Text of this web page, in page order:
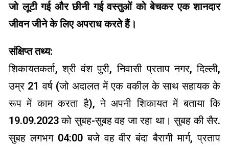
जो लूटी गई और छीनी गई वस्तुओं को बेचकर एक शानदार
जीवन जीने के लिए अपराध करते हैं।
संक्षिप्त तथ्य:
शिकायतकर्ता, श्री वंश पुरी, निवासी प्रताप नगर, दिल्ली,
उम्र 21 वर्ष (जो अदालत में एक वकील के साथ सहायक के
रूप में काम करता है), ने अपनी शिकायत में बताया कि
19.09.2023 को सुबह-सुबह वह जा रहा था। सुबह की सैर.
सुबह लगभग 04:00 बजे वह वीर बंदा बैरागी मार्ग, प्रताप